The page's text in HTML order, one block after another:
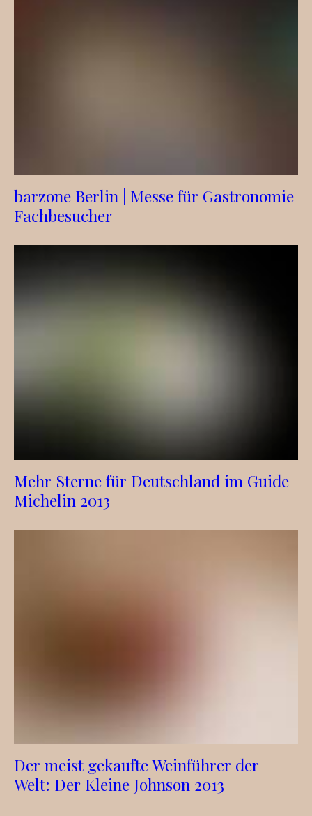
barzone Berlin | Messe für Gastronomie
Fachbesucher
Mehr Sterne für Deutschland im Guide
Michelin 2013
Der meist gekaufte Weinführer der
Welt: Der Kleine Johnson 2013